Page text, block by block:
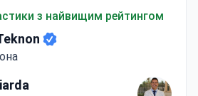
з найвищим рейтингом